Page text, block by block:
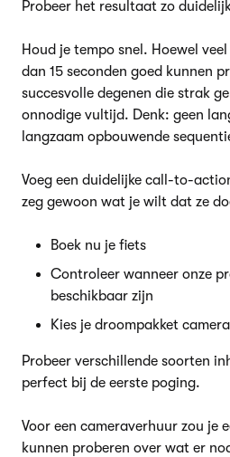
Probeer het resultaat zo
Houd je tempo snel. Hoewel
dan 15 seconden goed kunnen
succesvolle degenen die strak
onnodige vultijd. Denk: geen
langzaam opbouwende
Voeg een duidelijke call-to-
zeg gewoon wat je wilt dat ze
Boek nu je fiets
Controleer wanneer onze
beschikbaar zijn
Kies je droompakket camera
Probeer verschillende soorten
perfect bij de eerste poging.
Voor een cameraverhuur zou je
kunnen proberen over wat er